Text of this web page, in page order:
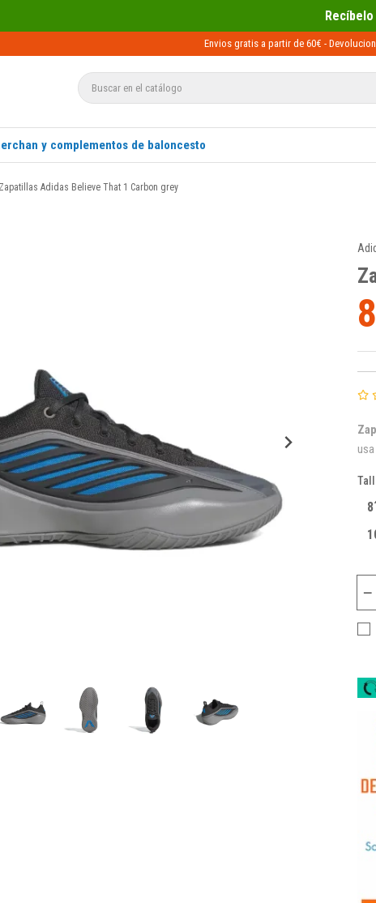
Recíbelo primero 📦 Paga
Envios gratis a partir de 60€ -
y complementos de baloncesto
Zapatillas Adidas Believe That 1 Carbon grey